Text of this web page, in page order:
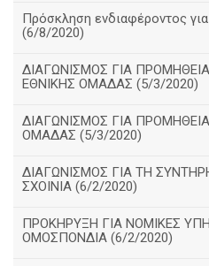
Πρόσκληση ενδιαφέροντος για
(6/8/2020)
ΔΙΑΓΩΝΙΣΜΟΣ ΓΙΑ
ΕΘΝΙΚΗΣ ΟΜΑΔΑΣ (5/3/2020)
ΔΙΑΓΩΝΙΣΜΟΣ ΓΙΑ
ΟΜΑΔΑΣ (5/3/2020)
ΔΙΑΓΩΝΙΣΜΟΣ ΓΙΑ ΤΗ
ΣΧΟΙΝΙΑ (6/2/2020)
ΠΡΟΚΗΡΥΞΗ ΓΙΑ ΝΟΜΙΚΕΣ
ΟΜΟΣΠΟΝΔΙΑ (6/2/2020)